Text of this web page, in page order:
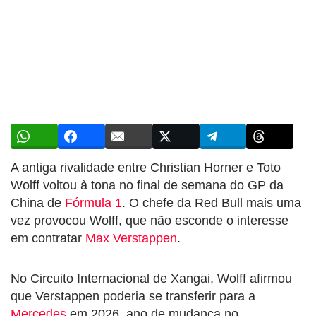
A antiga rivalidade entre Christian Horner e Toto
Wolff voltou à tona no final de semana do GP da
China de Fórmula 1. O chefe da Red Bull mais uma
vez provocou Wolff, que não esconde o interesse
em contratar Max Verstappen.
No Circuito Internacional de Xangai, Wolff afirmou
que Verstappen poderia se transferir para a